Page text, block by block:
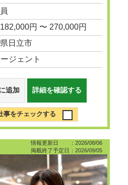
円 〜 270,000円
日立市
ジェント
追加 詳細を確認する
事をチェックする
情報更新日 ：2026/08/06
掲載終了予定日：2026/09/05